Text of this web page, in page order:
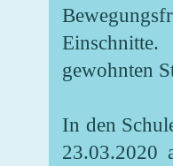
gewohnten
In den
23.03.2020